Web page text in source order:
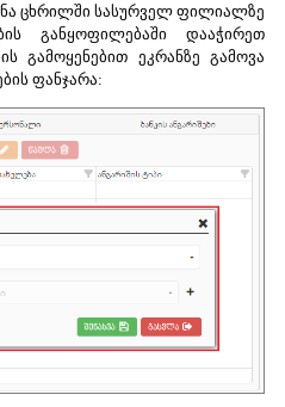
ცხრილში სასურველ ფილიალზე
განყოფილებაში დააჭირეთ
გამოყენებით ეკრანზე გამოვა
ფანჯარა: